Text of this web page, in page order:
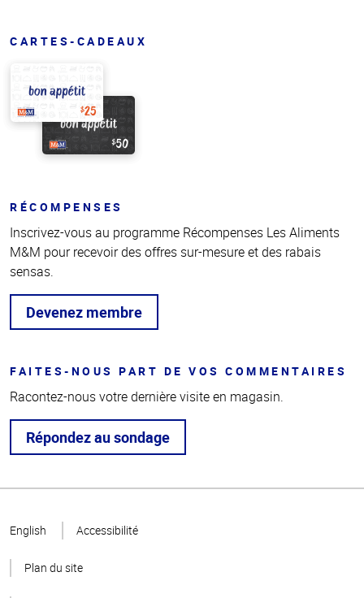
CARTES-CADEAUX
RÉCOMPENSES
Inscrivez-vous au programme Récompenses Les Aliments
M&M pour recevoir des offres sur-mesure et des rabais
sensas.
Devenez membre
FAITES-NOUS PART DE VOS COMMENTAIRES
Racontez-nous votre dernière visite en magasin.
Répondez au sondage
page
English Accessibilité
Plan du site